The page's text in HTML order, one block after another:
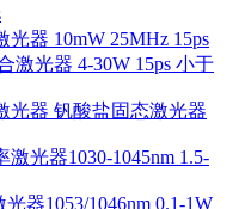
光器 10mW 25MHz 15ps
激光器 4-30W 15ps 小于
光器 钒酸盐固态激光器
光器1030-1045nm 1.5-
器1053/1046nm 0.1-1W